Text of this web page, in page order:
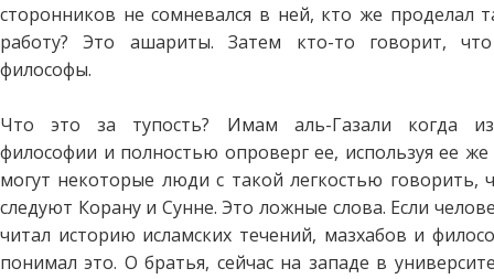
сторонников не сомневался в ней, кто же проделал
работу? Это ашариты. Затем кто-то говорит,
философы.
Что это за тупость? Имам аль-Газали когда
философии и полностью опроверг ее, используя ее
могут некоторые люди с такой легкостью говорить,
следуют Корану и Сунне. Это ложные слова. Если
читал историю исламских течений, мазхабов и
понимал это. О братья, сейчас на западе в